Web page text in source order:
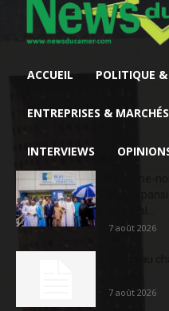
ACCUEIL POLITIQUE &
ENTREPRISES & MARCHÉS
INTERVIEWS
7 août 2026
7 août 2026